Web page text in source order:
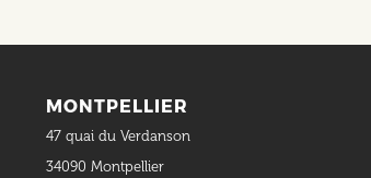
MONTPELLIER
47 quai du Verdanson
34090 Montpellier